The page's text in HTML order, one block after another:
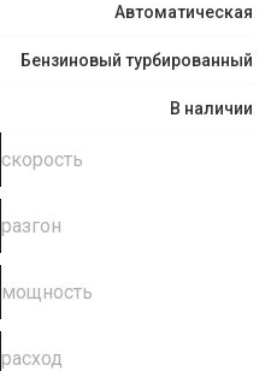
Автоматическая
Бензиновый турбированный
В наличии
скорость
разгон
мощность
расход